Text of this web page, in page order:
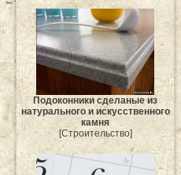
Подоконники сделаные из
натурального и искусственного
камня
[Строительство]